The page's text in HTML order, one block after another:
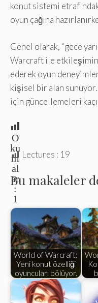
konut sistemi
oyun çağına
Genel olarak, “gece
Warcraft ile
ederek oyun
kişisel bir alan
için güncellemeleri
O
ku
m
al
ar
:
1
Lectures : 19
Bu makaleler
World of Warcraft:
Yeni konut özelliği
oyuncuları bölüyor.